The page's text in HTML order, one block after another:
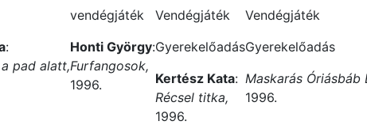
:
pad alatt,
vendégjáték
Honti György:
Furfangosok,
1996.
Vendégjáték
Gyerekelőadás
Kertész Kata:
Récsel titka,
1996.
Vendégjáték
Gyerekelőadás
Maskarás Óriásbáb
1996.